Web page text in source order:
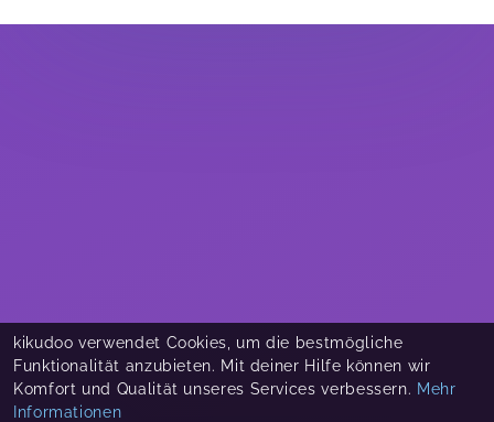
kikudoo verwendet Cookies, um die bestmögliche
Funktionalität anzubieten. Mit deiner Hilfe können wir
Komfort und Qualität unseres Services verbessern. Mehr
Informationen